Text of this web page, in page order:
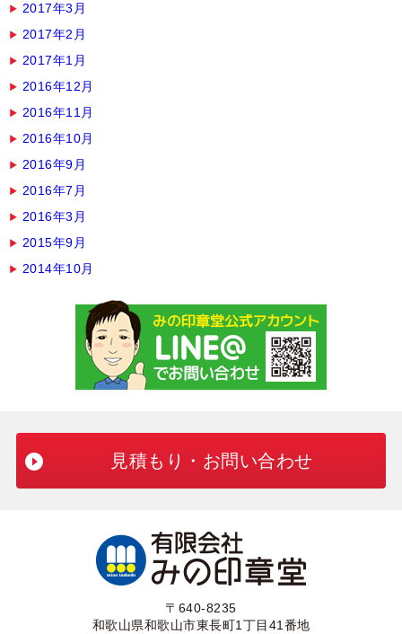
2017年3月
2017年2月
2017年1月
2016年12月
2016年11月
2016年10月
2016年9月
2016年7月
2016年3月
2015年9月
2014年10月
見積もり・お問い合わせ
〒640-8235
和歌山県和歌山市東長町1丁目41番地